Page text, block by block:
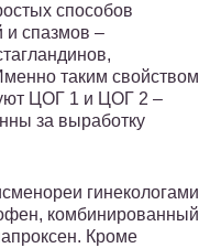
способов
и спазмов –
таким свойством
ЦОГ 1 и ЦОГ 2 –
за выработку
гинекологами
комбинированный
Кроме